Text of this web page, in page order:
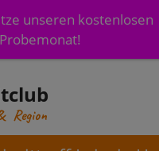
unseren kostenlosen
Probemonat!
Region